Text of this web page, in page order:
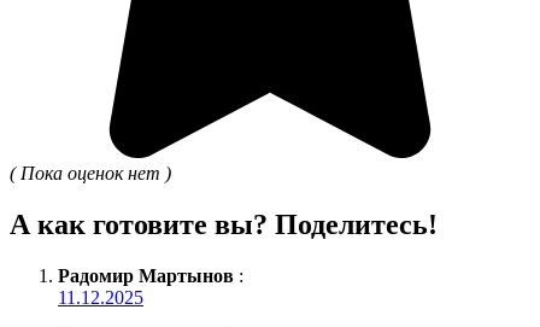
( Пока оценок нет )
А как готовите вы? Поделитесь!
Радомир Мартынов :
11.12.2025